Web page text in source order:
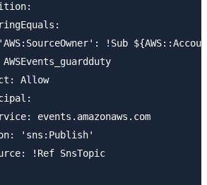
!Sub
Allow
events.amazonaws.com
'sns:Publish'
!Ref SnsTopic